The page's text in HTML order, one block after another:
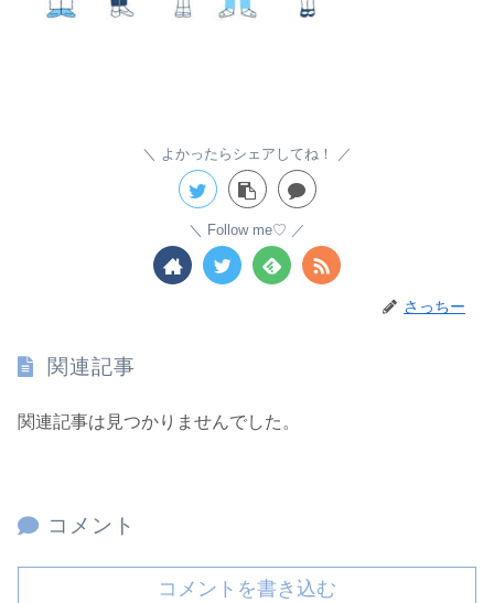
よかったらシェアしてね！
Follow me♡
さっちー
関連記事
関連記事は見つかりませんでした。
コメント
コメントを書き込む